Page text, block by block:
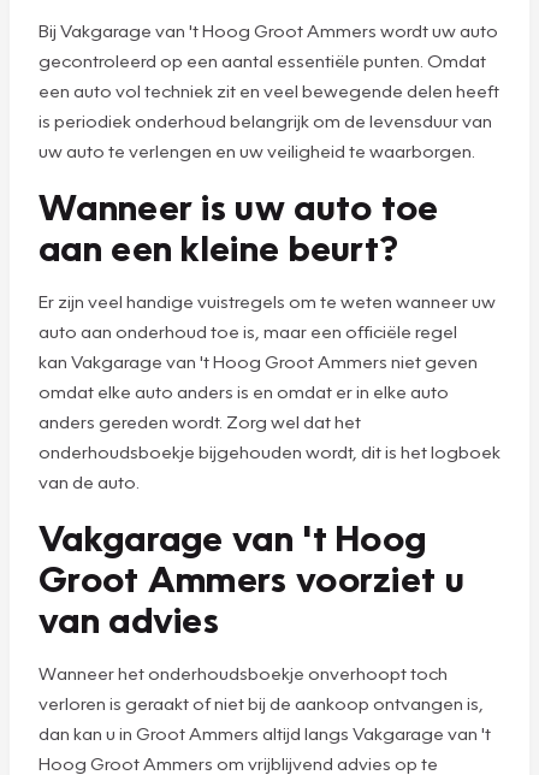
Bij Vakgarage van 't Hoog Groot Ammers wordt uw auto
gecontroleerd op een aantal essentiële punten. Omdat
een auto vol techniek zit en veel bewegende delen heeft
is periodiek onderhoud belangrijk om de levensduur van
uw auto te verlengen en uw veiligheid te waarborgen.
Wanneer is uw auto toe
aan een kleine beurt?
Er zijn veel handige vuistregels om te weten wanneer uw
auto aan onderhoud toe is, maar een officiële regel
kan Vakgarage van 't Hoog Groot Ammers niet geven
omdat elke auto anders is en omdat er in elke auto
anders gereden wordt. Zorg wel dat het
onderhoudsboekje bijgehouden wordt, dit is het logboek
van de auto.
Vakgarage van 't Hoog
Groot Ammers voorziet u
van advies
Wanneer het onderhoudsboekje onverhoopt toch
verloren is geraakt of niet bij de aankoop ontvangen is,
dan kan u in Groot Ammers altijd langs Vakgarage van 't
Hoog Groot Ammers om vrijblijvend advies op te